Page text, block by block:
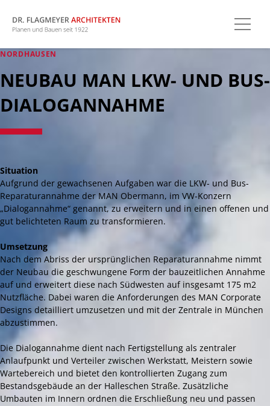
NORDHAUSEN
NEUBAU MAN LKW- UND BUS-
DIALOGANNAHME
Situation
Aufgrund der gewachsenen Aufgaben war die LKW- und Bus-
Reparaturannahme der MAN Obermann, im VW-Konzern
„Dialogannahme“ genannt, zu erweitern und in einen offenen und
gut belichteten Raum zu transformieren.
Umsetzung
Nach dem Abriss der ursprünglichen Reparaturannahme nimmt
der Neubau die geschwungene Form der bauzeitlichen Annahme
auf und erweitert diese nach Südwesten auf insgesamt 175 m2
Nutzfläche. Dabei waren die Anforderungen des MAN Corporate
Designs detailliert umzusetzen und mit der Zentrale in München
abzustimmen.
Die Dialogannahme dient nach Fertigstellung als zentraler
Anlaufpunkt und Verteiler zwischen Werkstatt, Meistern sowie
Wartebereich und bietet den kontrollierten Zugang zum
Bestandsgebäude an der Halleschen Straße. Zusätzliche
Umbauten im Innern ordnen die Erschließung neu und passen